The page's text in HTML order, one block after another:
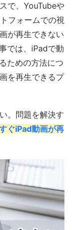
で、YouTubeや
フォームでの視
が再生できない
では、iPadで動
ための方法につ
を再生できるプ
。問題を解決す
すぐiPad動画が再